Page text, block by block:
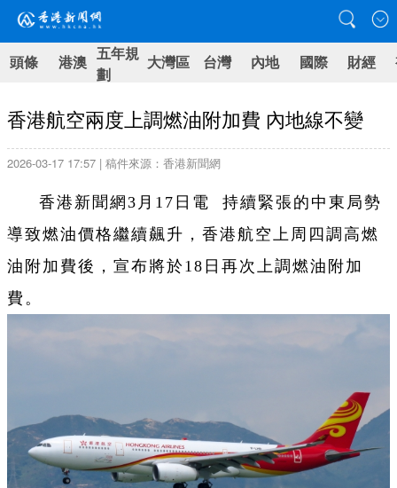
頭條 港澳 五年規
劃
大灣區 台灣 內地 國際 財經
香港航空兩度上調燃油附加費 內地線不變
2026-03-17 17:57 | 稿件來源：香港新聞網
香港新聞網3月17日電 持續緊張的 中東局勢
導致燃油價格繼續飆升，香港航空上周四調高燃
油附加費後，宣布將於18日再次上調燃油附加
費。